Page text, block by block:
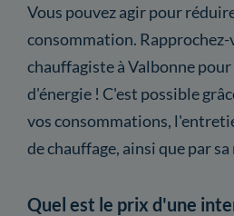
Vous pouvez agir pour
consommation. Rapprochez-
chauffagiste à Valbonne
d'énergie ! C'est possible
vos consommations,
de chauffage, ainsi que par
Quel est le prix d'une